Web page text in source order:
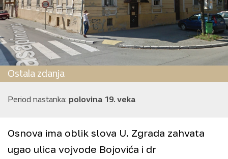
Ostala zdanja
Period nastanka: polovina 19. veka
Osnova ima oblik slova U. Zgrada zahvata
ugao ulica vojvode Bojovića i dr
11
Vojvode